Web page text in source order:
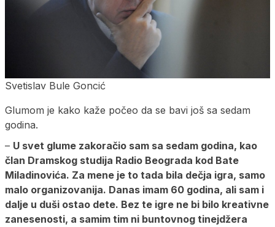
Svetislav Bule Goncić
Glumom je kako kaže počeo da se bavi još sa sedam
godina.
– U svet glume zakoračio sam sa sedam godina, kao
član Dramskog studija Radio Beograda kod Bate
Miladinovića. Za mene je to tada bila dečja igra, samo
malo organizovanija. Danas imam 60 godina, ali sam i
dalje u duši ostao dete. Bez te igre ne bi bilo kreativne
zanesenosti, a samim tim ni buntovnog tinejdžera